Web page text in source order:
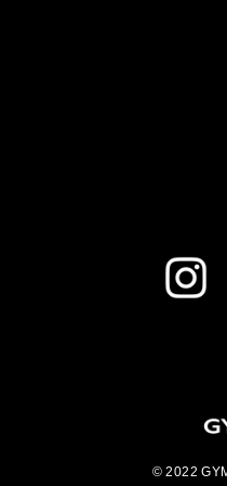
© 2022